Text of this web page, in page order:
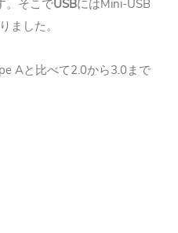
。そこでUSBにはMini-USB
ました。
Aと比べて2.0から3.0まで